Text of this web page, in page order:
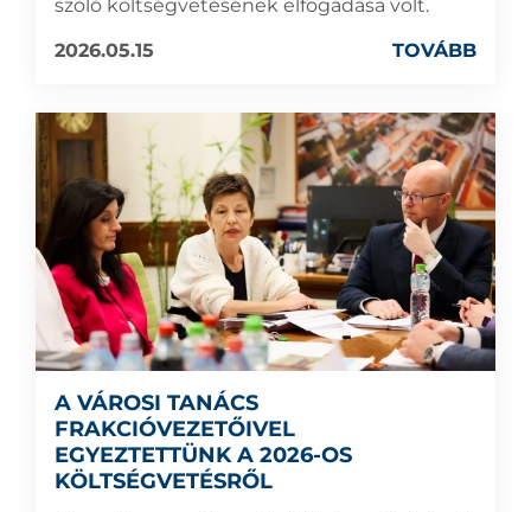
szóló költségvetésének elfogadása volt.
2026.05.15
TOVÁBB
A VÁROSI TANÁCS
FRAKCIÓVEZETŐIVEL
EGYEZTETTÜNK A 2026-OS
KÖLTSÉGVETÉSRŐL